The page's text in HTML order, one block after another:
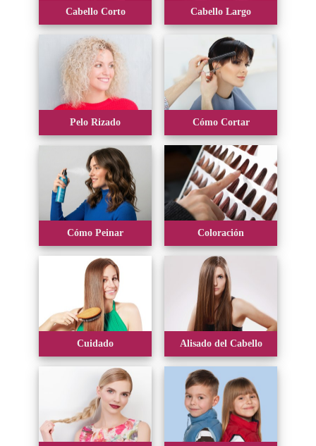
Cabello Corto Cabello Largo
Pelo Rizado Cómo Cortar
Cómo Peinar Coloración
Cuidado Alisado del Cabello